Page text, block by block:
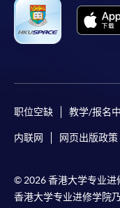
职位空缺 教学/报名
内联网 网页出版政策
© 2026 香港大学专业进
香港大学专业进修学院